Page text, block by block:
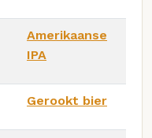
Amerikaanse
IPA
Gerookt bier